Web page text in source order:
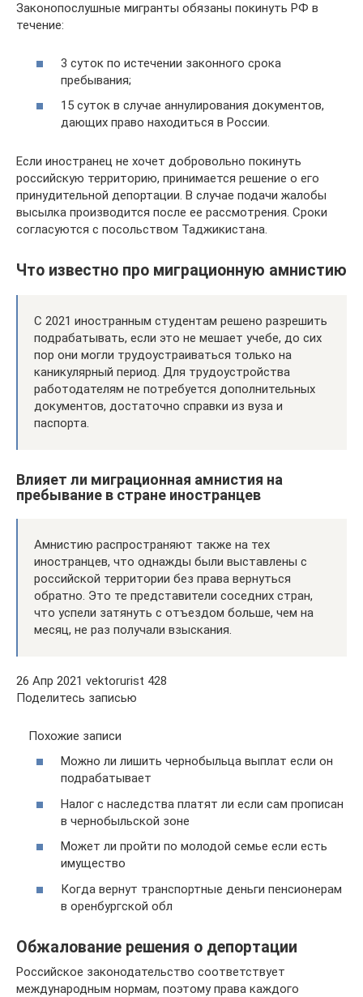
Законопослушные мигранты обязаны покинуть РФ в
течение:
3 суток по истечении законного срока
пребывания;
15 суток в случае аннулирования документов,
дающих право находиться в России.
Если иностранец не хочет добровольно покинуть
российскую территорию, принимается решение о его
принудительной депортации. В случае подачи жалобы
высылка производится после ее рассмотрения. Сроки
согласуются с посольством Таджикистана.
Что известно про миграционную амнистию
С 2021 иностранным студентам решено разрешить
подрабатывать, если это не мешает учебе, до сих
пор они могли трудоустраиваться только на
каникулярный период. Для трудоустройства
работодателям не потребуется дополнительных
документов, достаточно справки из вуза и
паспорта.
Влияет ли миграционная амнистия на
пребывание в стране иностранцев
Амнистию распространяют также на тех
иностранцев, что однажды были выставлены с
российской территории без права вернуться
обратно. Это те представители соседних стран,
что успели затянуть с отъездом больше, чем на
месяц, не раз получали взыскания.
26 Апр 2021 vektorurist 428
Поделитесь записью
Похожие записи
Можно ли лишить чернобыльца выплат если он
подрабатывает
Налог с наследства платят ли если сам прописан
в чернобыльской зоне
Может ли пройти по молодой семье если есть
имущество
Когда вернут транспортные деньги пенсионерам
в оренбургской обл
Обжалование решения о депортации
Российское законодательство соответствует
международным нормам, поэтому права каждого